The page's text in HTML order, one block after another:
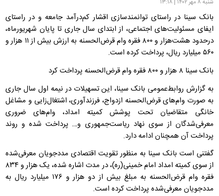
شنبه ۸ مهر ۱۴۰۲ | ۱۳:۱۸
بانک سینا در راستای توانمندسازی اقشار کم‌درآمد جامعه و در راستای
ایفای مسئولیت‌های اجتماعی، از ابتدای سال جاری تا پایان شهریورماه،
درحدود هشت‌هزار و ۸۰۰ فقره وام قرض‌الحسنه به ارزش بیش از ۱۱ هزار و
۵۶۰ میلیارد ریال، پرداخت کرده است.
بانک سینا ۸ هزار و ۸۰۰ فقره وام قرض‌الحسنه پرداخت کرد
به گزارش روابط‌عمومی بانک سینا، این تسهیلات در نیمه اول سال جاری
به صورت وام‌های قرض‌الحسنه ازدواج، فرزندآوری، اشتغال‌زایی و مشاغل
خانگی متقاضیان تحت پوشش کمیته امداد، وام‌های ضروری
معرفی‌شدگان از سوی نهاد ریاست‌جمهوری و… پرداخت شده و روند
پرداخت آن همچنان ادامه دارد.
گفتنی است بانک سینا به منظور تقویت اقتصادی مددجویان معرفی‌شده
از سوی کمیته امداد امام خمینی(ره)، در مدت اشاره شده، یک هزار و ۸۳۴
فقره وام قرض‌الحسنه به مبلغ بیش از دو هزار و ۱۷۶ میلیارد ریال به
مددجویان معرفی‌شده پرداخت کرده است.